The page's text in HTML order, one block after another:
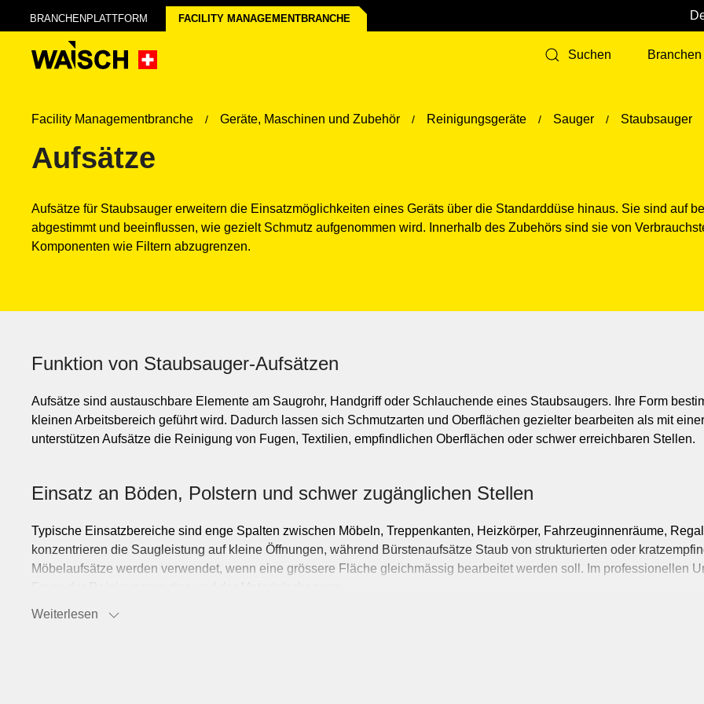
BRANCHENPLATTFORM FACILITY MANAGEMENT­BRANCHE
Suchen Branchen
Facility
Immobilien
Landwirtschaft
Marketing
Facility Managementbranche Geräte, Maschinen und Zubehör Reinigungsgeräte Sauger Staubsauger
Aufsätze
Aufsätze für Staubsauger erweitern die Einsatzmöglichkeiten eines Geräts über die Standarddüse hinaus. Sie sind auf
abgestimmt und beeinflussen, wie gezielt Schmutz aufgenommen wird. Innerhalb des Zubehörs sind sie von
Komponenten wie Filtern abzugrenzen.
Funktion von Staubsauger-Aufsätzen
Aufsätze sind austauschbare Elemente am Saugrohr, Handgriff oder Schlauchende eines Staubsaugers. Ihre Form
kleinen Arbeitsbereich geführt wird. Dadurch lassen sich Schmutzarten und Oberflächen gezielter bearbeiten als mit
unterstützen Aufsätze die Reinigung von Fugen, Textilien, empfindlichen Oberflächen oder schwer erreichbaren Stellen.
Einsatz an Böden, Polstern und schwer zugänglichen Stellen
Typische Einsatzbereiche sind enge Spalten zwischen Möbeln, Treppenkanten, Heizkörper, Fahrzeuginnenräume,
konzentrieren die Saugleistung auf kleine Öffnungen, während Bürstenaufsätze Staub von strukturierten oder
Möbelaufsätze werden verwendet, wenn eine grössere Fläche gleichmässig bearbeitet werden soll. Im professionellen
Weiterlesen